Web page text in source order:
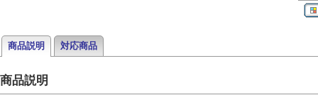
商品説明 対応商品
商品説明